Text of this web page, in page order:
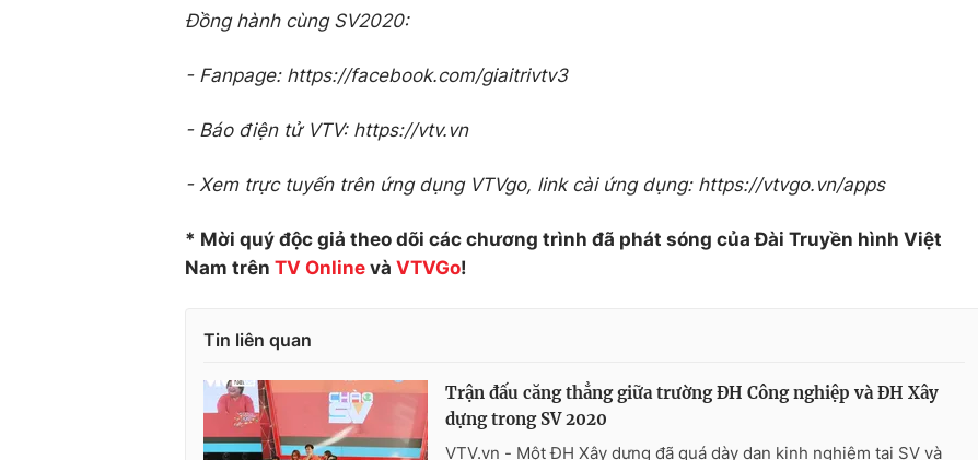
Đồng hành cùng SV2020:
- Fanpage: https://facebook.com/giaitrivtv3
- Báo điện tử VTV: https://vtv.vn
- Xem trực tuyến trên ứng dụng VTVgo, link cài ứng dụng: https://vtvgo.vn/apps
* Mời quý độc giả theo dõi các chương trình đã phát sóng của Đài Truyền hình Việt
Nam trên TV Online và VTVGo!
Tin liên quan
Trận đấu căng thẳng giữa trường ĐH Công nghiệp và ĐH Xây
dựng trong SV 2020
VTV.vn - Một ĐH Xây dựng đã quá dày dạn kinh nghiệm tại SV và